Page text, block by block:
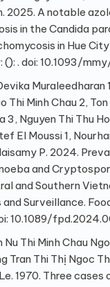
2025. A notable
in the Candida
in Hue
(): . doi: 10.1093/
Muraleedharan
Thi Minh Chau 2,
3, Nguyen Thi Thu
El Moussi 1,
P. 2024.
and
and Southern
Surveillance.
10.1089/
Nu Thi Minh Chau
Tran Thi Thị Ngoc
1970. Three